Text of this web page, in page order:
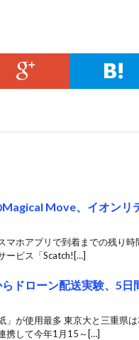
Move、イオンリ
マホアプリで到着までの残り
ービス「Scatch![…]
ドローン配送実験、5日
」が使用最多 東京大と三重県
携して今年1月15～[…]